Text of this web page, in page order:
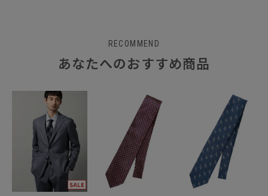
RECOMMEND
あなたへのおすすめ商品